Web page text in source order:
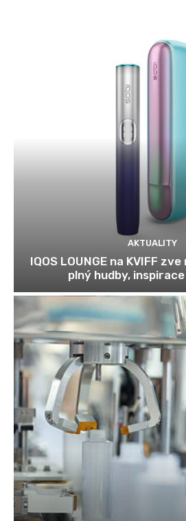
AKTUALITY
IQOS LOUNGE na KVIFF
plný hudby,